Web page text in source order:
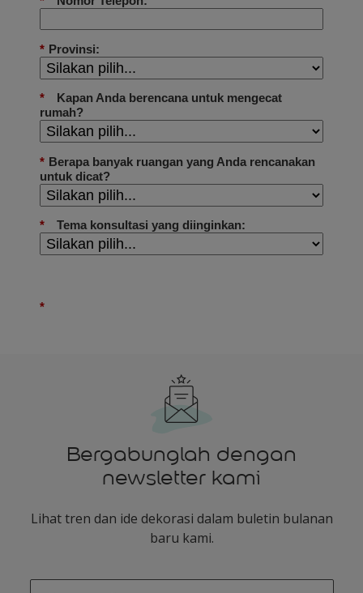
Bergabunglah dengan
newsletter kami
Lihat tren dan ide dekorasi dalam buletin bulanan
baru kami.